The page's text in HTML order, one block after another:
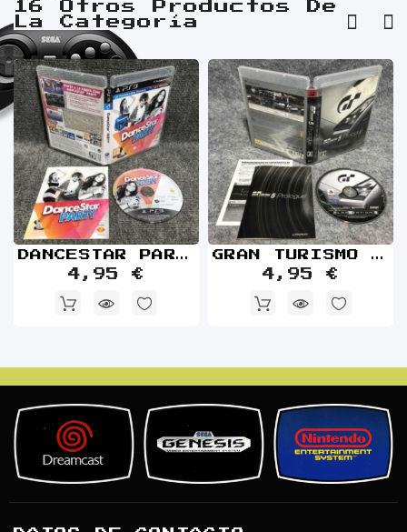
16 Otros Productos De
La Categoría
DANCESTAR PARTY SONY PLAYSTATION 3 PS3
4,95 €
GRAN TURISMO 5 PROLOGUE JAP SONY PLAYSTATION 3 PS3
4,95 €